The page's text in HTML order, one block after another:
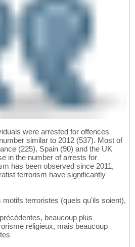
were arrested for offences
similar to 2012 (537). Most of
(225), Spain (90) and the UK
in the number of arrests for
has been observed since 2011,
terrorism have significantly
terroristes (quels qu'ils soient),
beaucoup plus
religieux, mais beaucoup